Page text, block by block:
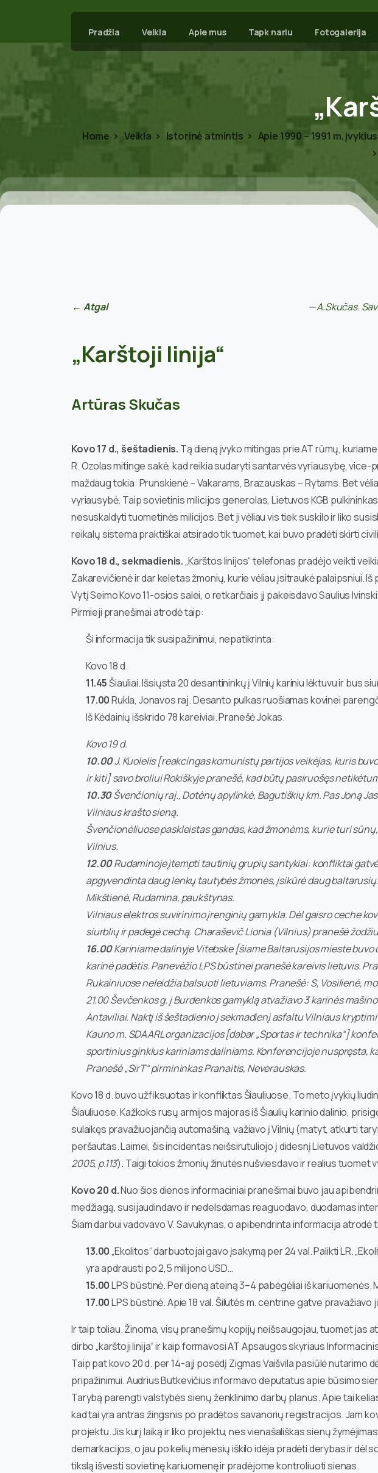
Pradžia Veikla Apie mus Tapk nariu Fotogalerija
Home Veikla Istorinė atmintis Apie 1990 – 1991 m. įvykius
← Atgal —A.Skučas.
„Karštoji linija“
Artūras Skučas
Kovo 17 d., šeštadienis. Tą dieną įvyko mitingas prie AT rūmų,
R. Ozolas mitinge sakė, kad reikia sudaryti santarvės vyriausybę,
maždaug tokia: Prunskienė – Vakarams, Brazauskas – Rytams. Bet
vyriausybė. Taip sovietinis milicijos generolas, Lietuvos KGB
nesuskaldyti tuometinės milicijos. Bet ji vėliau vis tiek suskilo ir liko
reikalų sistema praktiškai atsirado tik tuomet, kai buvo pradėti skirti
Kovo 18 d., sekmadienis.„Karštos linijos“ telefonas pradėjo veikti
Zakarevičienė ir dar keletas žmonių, kurie vėliau įsitraukė palaipsniui.
Vytį Seimo Kovo 11-osios salei, o retkarčiais jį pakeisdavo Saulius
Pirmieji pranešimai atrodė taip:
Ši informacija tik susipažinimui, nepatikrinta:
Kovo 18 d.
11.45Šiauliai. Išsiųsta 20 desantininkų į Vilnių kariniu lėktuvu ir bus
17.00Rukla, Jonavos raj. Desanto pulkas ruošiamas kovinei
Iš Kėdainių išskrido 78 kareiviai. Pranešė Jokas.
Kovo 19 d.
10.00J. Kuolelis [reakcingas komunistų partijos veikėjas, kuris
ir kiti] savo broliui Rokiškyje pranešė, kad būtų pasiruošęs
10.30Švenčionių raj., Dotėnų apylinkė, Bagutiškių km. Pas Joną
Vilniaus krašto sieną.
Švenčionėliuose paskleistas gandas, kad žmonėms, kurie turi
Vilnius.
12.00Rudaminoje įtempti tautinių grupių santykiai: konfliktai
apgyvendinta daug lenkų tautybės žmonės, įsikūrė daug
Mikštienė, Rudamina, paukštynas.
Vilniaus elektros suvirinimo įrenginių gamykla. Dėl gaisro ceche
siurblių ir padegė cechą. Charaševič Lionia (Vilnius) pranešė
16.00Kariniame dalinyje Vitebske [šiame Baltarusijos mieste buvo
karinė padėtis. Panevėžio LPS būstinei pranešė kareivis lietuvis.
Rukainiuose neleidžia balsuoti lietuviams. Pranešė: S, Vosilienė,
21.00 Ševčenkos g. į Burdenkos gamyklą atvažiavo 3 karinės
Antaviliai. Naktį iš šeštadienio į sekmadienį asfaltu Vilniaus
Kauno m. SDAARL organizacijos [dabar „Sportas ir technika“]
sportinius ginklus kariniams daliniams. Konferencijoje nuspręsta,
Pranešė „SirT“ pirmininkas Pranaitis, Neverauskas.
Kovo 18 d. buvo užfiksuotas ir konfliktas Šiauliuose. To meto įvykių
Šiauliuose. Kažkoks rusų armijos majoras iš Šiaulių karinio dalinio,
sulaikęs pravažiuojančią automašiną, važiavo į Vilnių (matyt, atkurti
peršautas. Laimei, šis incidentas neišsirutuliojo į didesnį Lietuvos
2005, p.113). Taigi tokios žmonių žinutės nušviesdavo ir realius tuomet
Kovo 20 d.Nuo šios dienos informaciniai pranešimai buvo jau
medžiagą, susijaudindavo ir nedelsdamas reaguodavo, duodamas
Šiam darbui vadovavo V. Savukynas, o apibendrinta informacija atrodė
13.00„Ekolitos“ darbuotojai gavo įsakymą per 24 val. Palikti LR.
yra apdrausti po 2,5 milijono USD…
15.00LPS būstinė. Per dieną ateiną 3–4 pabėgėliai iš
17.00LPS būstinė. Apie 18 val. Šilutės m. centrine gatve
Ir taip toliau. Žinoma, visų pranešimų kopijų neišsaugojau, tuomet jas
dirbo „karštoji linija“ ir kaip formavosi AT Apsaugos skyriaus
Taip pat kovo 20 d. per 14-ajį posėdį Zigmas Vaišvila pasiūlė
pripažinimui. Audrius Butkevičius informavo deputatus apie būsimo
Tarybą parengti valstybės sienų ženklinimo darbų planus. Apie tai
kad tai yra antras žingsnis po pradėtos savanorių registracijos. Jam
projektu. Jis kurį laiką ir liko projektu, nes vienašališkas sienų
demarkacijos, o jau po kelių mėnesių iškilo idėja pradėti derybas ir dėl
tikslą išvesti sovietinę kariuomenę ir pradėjome kontroliuoti sienas.